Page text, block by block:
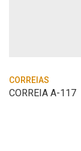
CORREIAS
CORREIA A-117